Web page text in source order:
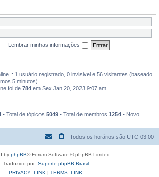
Lembrar minhas informações
:: 1 usuário registrado, 0 invisivel e 56 visitantes (baseado
5 minutos)
foi de 784 em Sex Jan 20, 2023 9:07 am
• Total de tópicos 5049 • Total de membros 1254 • Novo
Todos os horários são UTC-03:00
by phpBB® Forum Software © phpBB Limited
Traduzido por: Suporte phpBB Brasil
PRIVACY_LINK | TERMS_LINK